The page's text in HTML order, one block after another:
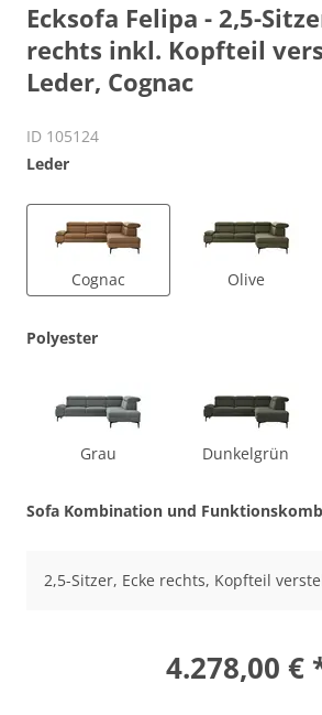
Ecksofa Felipa - 2,5-
rechts inkl. Kopfteil
Leder, Cognac
ID 105124
Leder
Cognac Olive
Polyester
Grau Dunkelgrün
Sofa Kombination und
2,5-Sitzer, Ecke rechts, Kopfteil
4.278,00 €